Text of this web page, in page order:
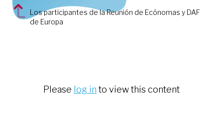
Los participantes de la Reunión de Ecónomas y DAF
de Europa
Please log in to view this content